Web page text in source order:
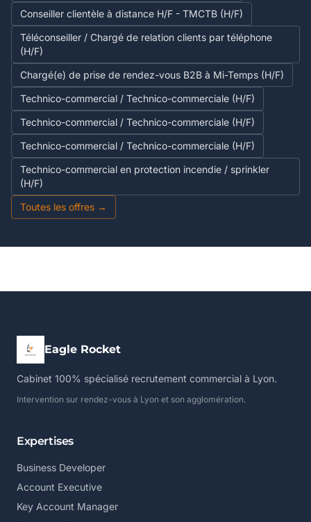
Conseiller clientèle à distance H/F - TMCTB (H/F)
Téléconseiller / Chargé de relation clients par téléphone
(H/F)
Chargé(e) de prise de rendez-vous B2B à Mi-Temps (H/F)
Technico-commercial / Technico-commerciale (H/F)
Technico-commercial / Technico-commerciale (H/F)
Technico-commercial / Technico-commerciale (H/F)
Technico-commercial en protection incendie / sprinkler
(H/F)
Toutes les offres →
Eagle Rocket
Cabinet 100% spécialisé recrutement commercial à Lyon.
Intervention sur rendez-vous à Lyon et son agglomération.
Expertises
Business Developer
Account Executive
Key Account Manager